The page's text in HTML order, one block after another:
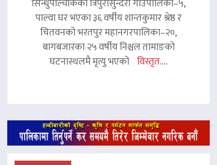
पाल्वा घर भएका ३६ वर्षीय शान्तकुमार श्रेष्ठ र
चितवनको भरतपुर महानगरपालिका–२०,
बागबजारका २५ वर्षीय निश्चल तामाङको
घटनास्थलमै मृत्यु भएको विस्तृत....